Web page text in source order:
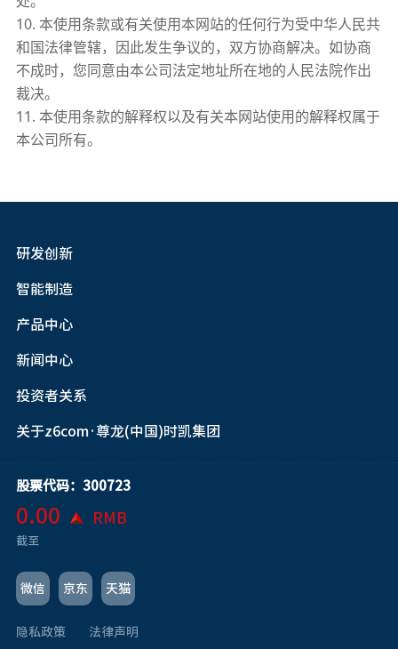
10. 本使用条款或有关使用本网站的任何行为受中华人民共
和国法律管辖，因此发生争议的，双方协商解决。如协商
不成时，您同意由本公司法定地址所在地的人民法院作出
裁决。
11. 本使用条款的解释权以及有关本网站使用的解释权属于
本公司所有。
研发创新
智能制造
产品中心
新闻中心
投资者关系
关于z6com·尊龙(中国)时凯集团
股票代码：300723
0.00 RMB
截至
微信 京东 天猫
隐私政策 法律声明